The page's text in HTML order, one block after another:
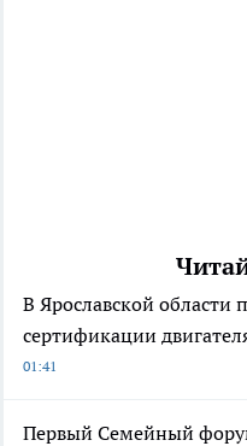
В Ярославской области
сертификации
01:41
Первый Семейный